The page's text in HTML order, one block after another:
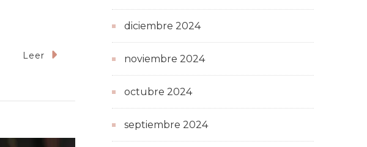
Leer
diciembre 2024
noviembre 2024
octubre 2024
septiembre 2024